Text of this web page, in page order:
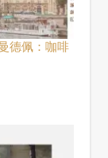
德佩：咖啡